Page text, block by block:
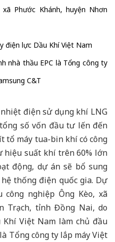
Phước Khánh, huyện Nhơn
điện lực Dầu Khí Việt Nam
là Tổng công ty
C&T
điện sử dụng khí LNG
số vốn đầu tư lến đến
tổ máy tua-bin khí có công
hiệu suất khí trên 60% lớn
động, dự án sẽ bổ sung
thống điện quốc gia. Dự
nghiệp Ông Kèo, xã
Trạch, tỉnh Đồng Nai, do
Việt Nam làm chủ đầu
Tổng công ty lắp máy Việt